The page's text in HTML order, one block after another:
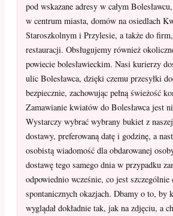
pod wskazane adresy w całym
w centrum miasta, domów na osiedlach
Staroszkolnym i Przylesie, a także do
restauracji. Obsługujemy również
powiecie bolesławieckim. Nasi kurierzy
ulic Bolesławca, dzięki czemu przesyłki
bezpiecznie, zachowując pełną świeżość
Zamawianie kwiatów do Bolesławca jest
Wystarczy wybrać wybrany bukiet z
dostawy, preferowaną datę i godzinę, a
osobistą wiadomość dla obdarowanej
dostawę tego samego dnia w przypadku
odpowiednio wcześnie, co jest szczególnie
spontanicznych okazjach. Dbamy o to, by
wyglądał dokładnie tak, jak na zdjęciu, a